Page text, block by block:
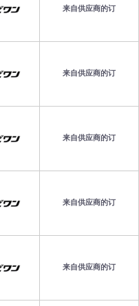
来自供应商的订
来自供应商的订
来自供应商的订
来自供应商的订
来自供应商的订